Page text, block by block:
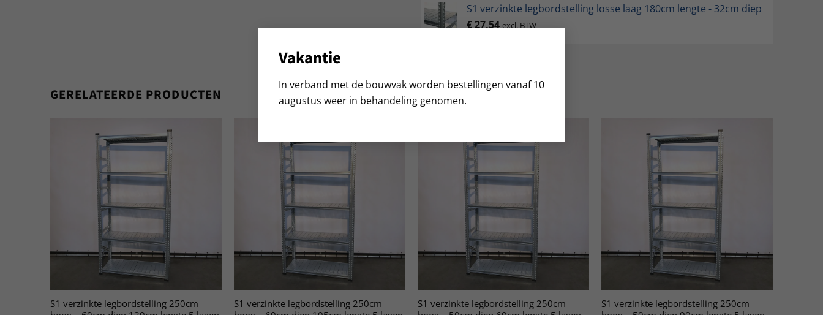
Vakantie
In verband met de bouwvak worden bestellingen vanaf 10
augustus weer in behandeling genomen.
S1 verzinkte legbordstelling losse laag 180cm lengte - 32cm diep
€27,54 excl. BTW
GERELATEERDE PRODUCTEN
S1 verzinkte legbordstelling 250cm
S1 verzinkte legbordstelling 250cm
S1 verzinkte legbordstelling 250cm
S1 verzinkte legbordstelling 250cm